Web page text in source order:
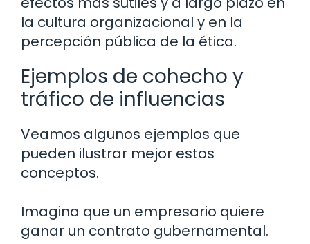
la cultura organizacional y en la
percepción pública de la ética.
Ejemplos de cohecho y
tráfico de influencias
Veamos algunos ejemplos que
pueden ilustrar mejor estos
conceptos.
Imagina que un empresario quiere
ganar un contrato gubernamental.